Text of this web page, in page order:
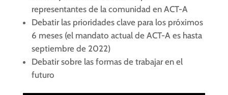
representantes de la comunidad en ACT-A
Debatir las prioridades clave para los próximos
6 meses (el mandato actual de ACT-A es hasta
septiembre de 2022)
Debatir sobre las formas de trabajar en el
futuro